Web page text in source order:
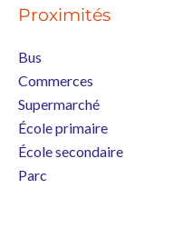
Proximités
Bus
Commerces
Supermarché
École primaire
École secondaire
Parc